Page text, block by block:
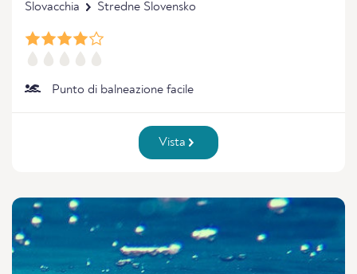
Slovacchia Stredne Slovensko
Punto di balneazione facile
Vista